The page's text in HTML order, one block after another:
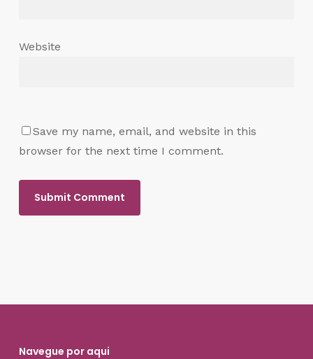
Website
Save my name, email, and website in this
browser for the next time I comment.
Navegue por aqui